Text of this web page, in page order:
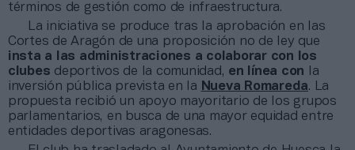
términos de gestión como de infraestructura.
La iniciativa se produce tras la aprobación en las
Cortes de Aragón de una proposición no de ley que
insta a las administraciones a colaborar con los
clubes deportivos de la comunidad, en línea con la
inversión pública prevista en la Nueva Romareda. La
propuesta recibió un apoyo mayoritario de los grupos
parlamentarios, en busca de una mayor equidad entre
entidades deportivas aragonesas.